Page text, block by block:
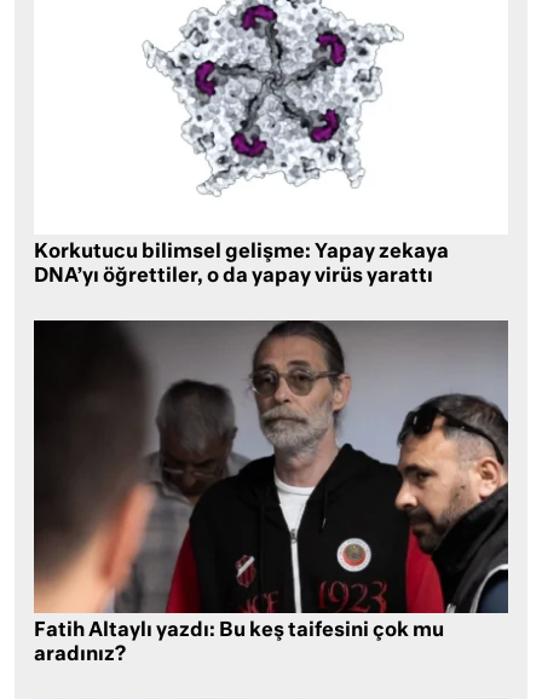
Korkutucu bilimsel gelişme: Yapay zekaya
DNA’yı öğrettiler, o da yapay virüs yarattı
Fatih Altaylı yazdı: Bu keş taifesini çok mu
aradınız?